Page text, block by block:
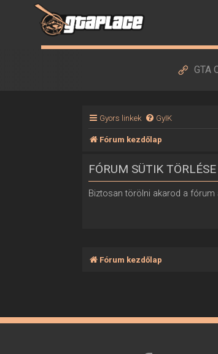
GTA
Gyors linkek GyIK
Fórum kezdőlap
FÓRUM SÜTIK TÖRLÉSE
Biztosan törölni akarod a fórum
Fórum kezdőlap